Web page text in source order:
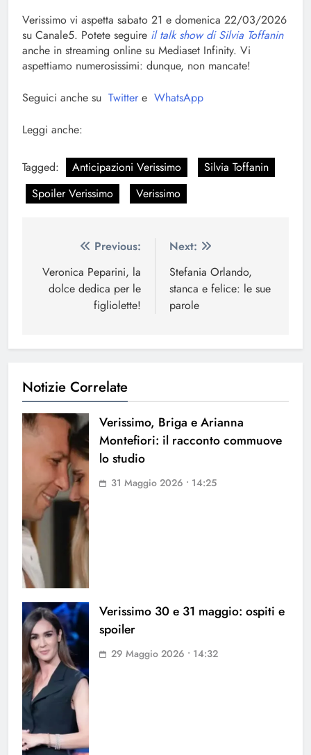
Verissimo vi aspetta sabato 21 e domenica 22/03/2026
su Canale5. Potete seguire il talk show di Silvia Toffanin
anche in streaming online su Mediaset Infinity. Vi
aspettiamo numerosissimi: dunque, non mancate!
Seguici anche su Twitter e WhatsApp
Leggi anche:
Tagged: Anticipazioni Verissimo
Silvia Toffanin
Spoiler Verissimo
Verissimo
Navigazione
articoli
Previous:
Veronica Peparini, la
dolce dedica per le
figliolette!
Next:
Stefania Orlando,
stanca e felice: le sue
parole
Notizie Correlate
Verissimo, Briga e Arianna
Montefiori: il racconto commuove
lo studio
31 Maggio 2026 • 14:25
Verissimo 30 e 31 maggio: ospiti e
spoiler
29 Maggio 2026 • 14:32